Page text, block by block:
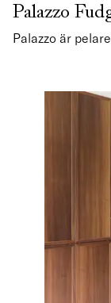
Palazzo
Palazzo är